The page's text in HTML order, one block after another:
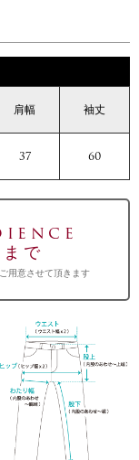
肩幅 袖丈
37 60
で
用意させて頂きます